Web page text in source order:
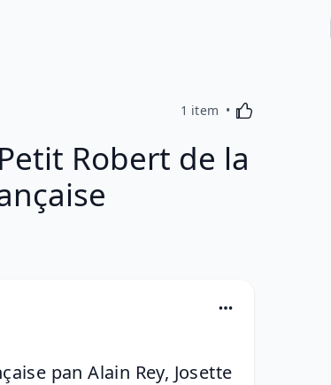
1 item Activating
Robert de la
pan Alain Rey, Josette